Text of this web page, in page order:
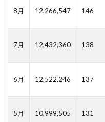
8月 12,266,547 146
7月 12,432,360 138
6月 12,522,246 137
5月 10,999,505 131